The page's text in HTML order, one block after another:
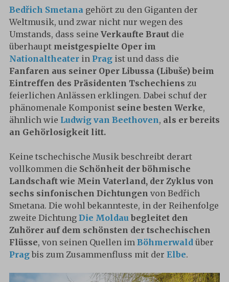
Bedřich Smetana gehört zu den Giganten der
Weltmusik, und zwar nicht nur wegen des
Umstands, dass seine Verkaufte Braut die
überhaupt meistgespielte Oper im
Nationaltheater in Prag ist und dass die
Fanfaren aus seiner Oper Libussa (Libuše) beim
Eintreffen des Präsidenten Tschechiens zu
feierlichen Anlässen erklingen. Dabei schuf der
phänomenale Komponist seine besten Werke,
ähnlich wie Ludwig van Beethoven, als er bereits
an Gehörlosigkeit litt.
Keine tschechische Musik beschreibt derart
vollkommen die Schönheit der böhmische
Landschaft wie Mein Vaterland, der Zyklus von
sechs sinfonischen Dichtungen von Bedřich
Smetana. Die wohl bekannteste, in der Reihenfolge
zweite Dichtung Die Moldau begleitet den
Zuhörer auf dem schönsten der tschechischen
Flüsse, von seinen Quellen im Böhmerwald über
Prag bis zum Zusammenfluss mit der Elbe.